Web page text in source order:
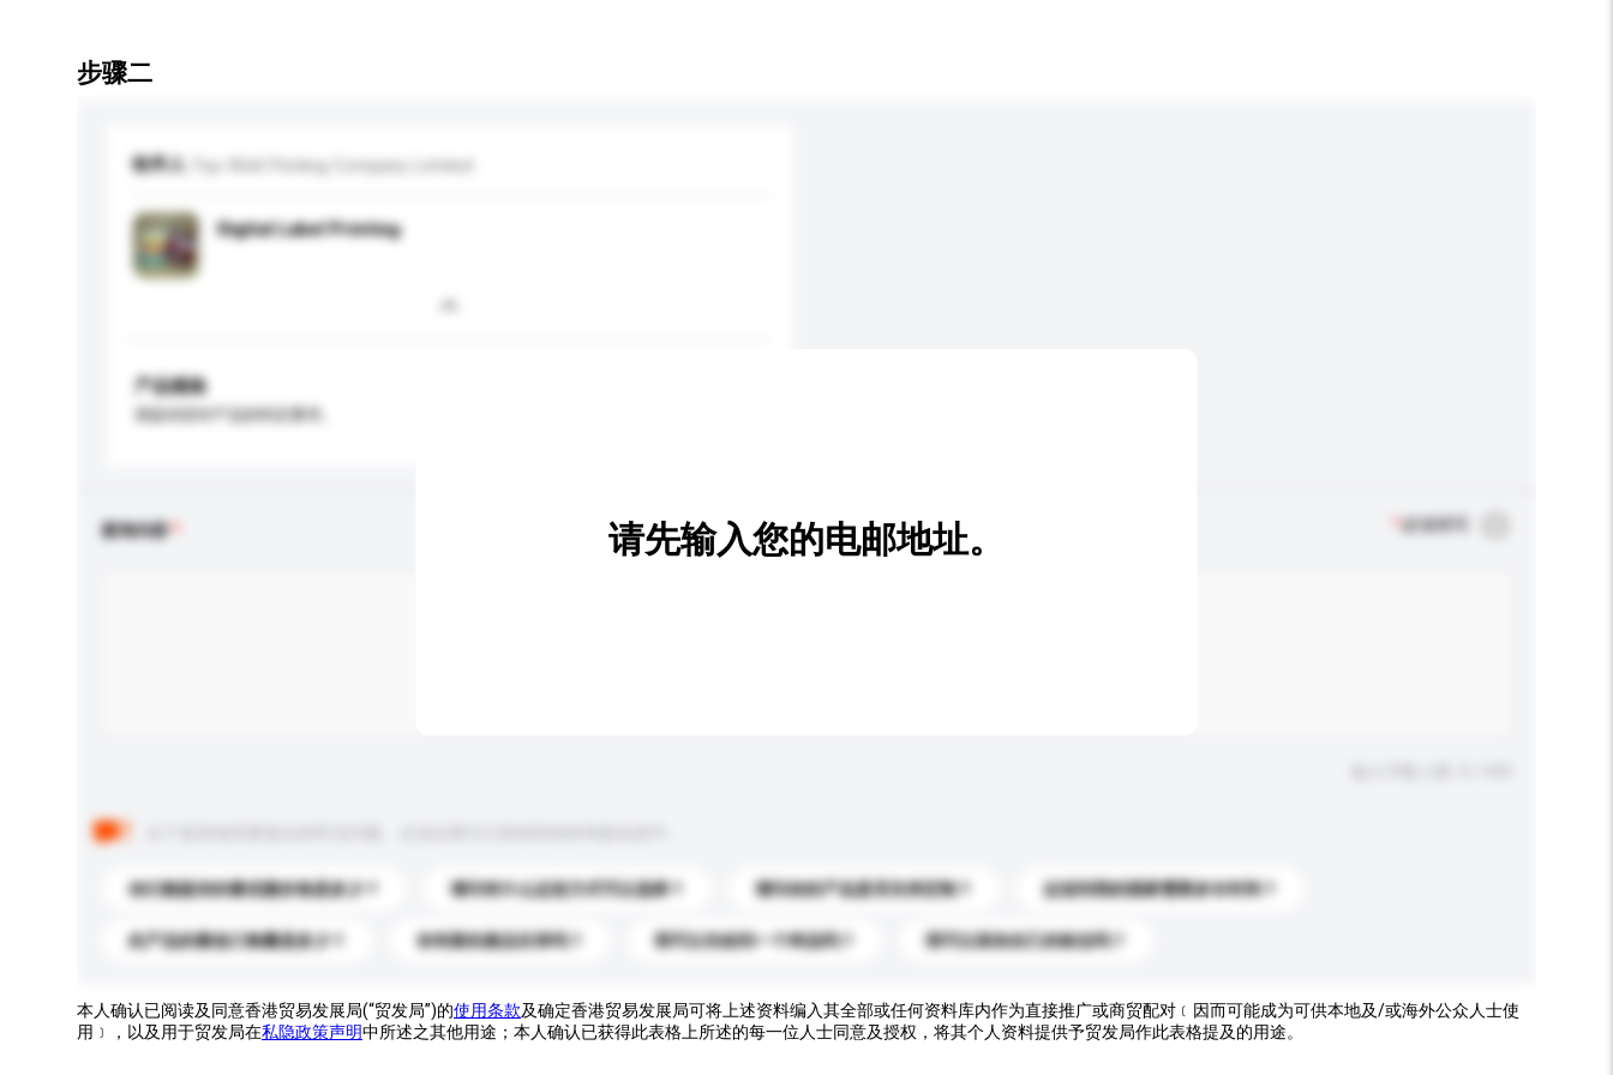
步骤二
收件人 Top-Well Printing Company Limited
Digital Label Printing
产品规格
查询内容 必须填写
你们能提供的最优惠价格是多少？ 请问有什么运送方式可以选择？ 请问你的产品是否支持定制？ 运送到我的国家需要多长时间？
此产品的最低订购量是多少？ 你有新的產品目录吗？ 我可以先收到一个样品吗？ 我可以添加自己的标志吗？
请先输入您的电邮地址。
本人确认已阅读及同意香港贸易发展局(“贸发局”)的使用条款及确定香港贸易发展局可将上述资料编入其全部或任何资料库内作为直接推广或商贸配对﹝因而可能成为可供本地及/或海外公众人士使
用﹞，以及用于贸发局在私隐政策声明中所述之其他用途；本人确认已获得此表格上所述的每一位人士同意及授权，将其个人资料提供予贸发局作此表格提及的用途。